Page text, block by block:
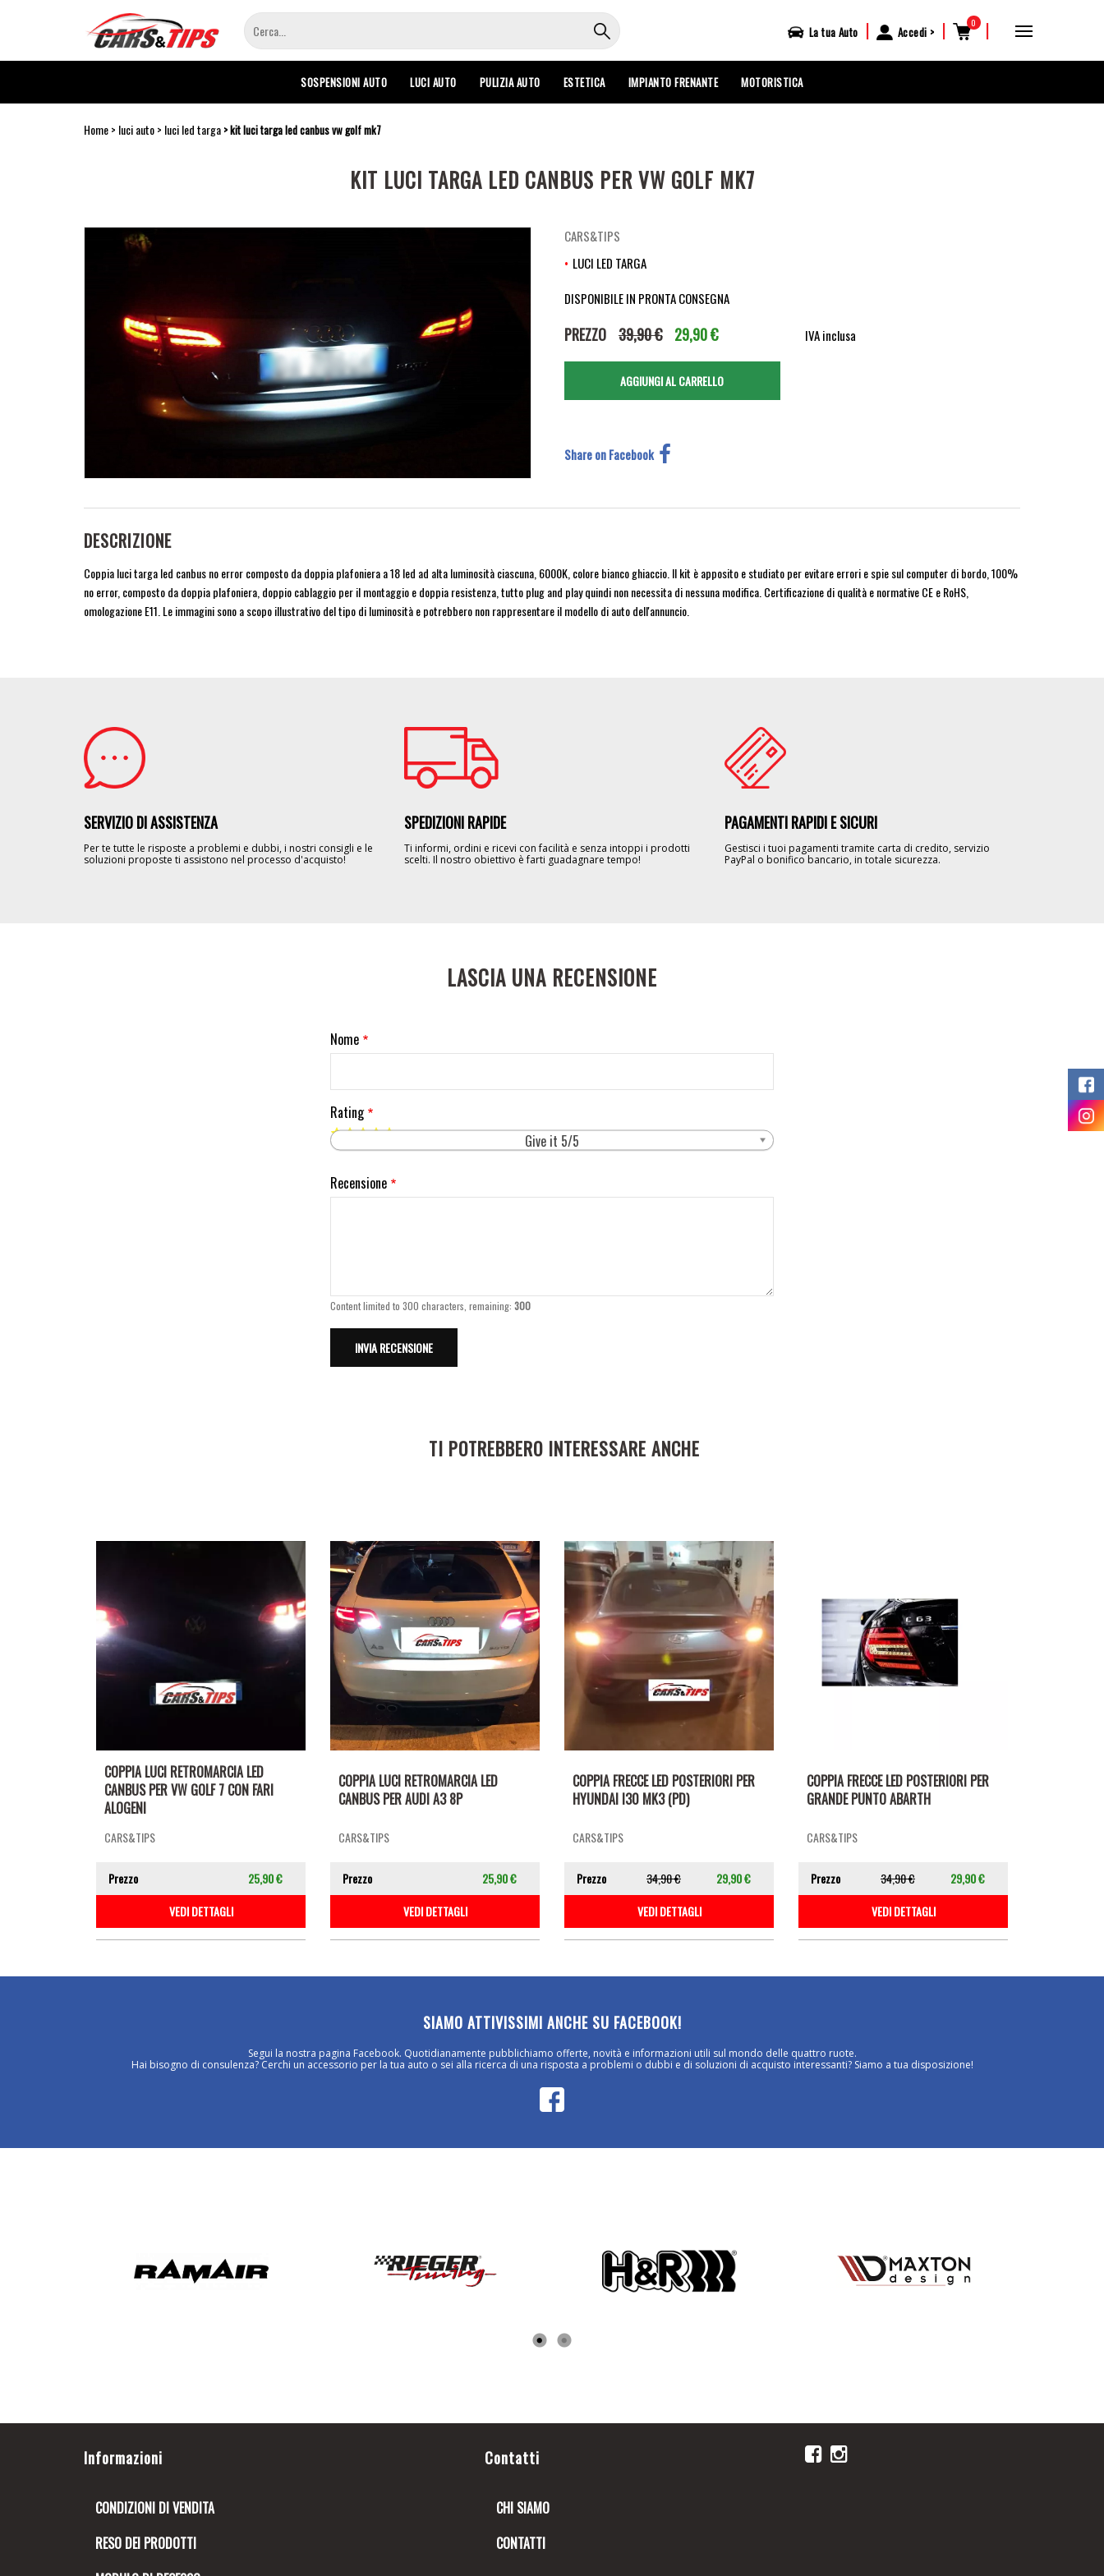
principale
La tua Auto | Accedi | 0 |
SOSPENSIONI AUTO LUCI AUTO PULIZIA AUTO ESTETICA IMPIANTO FRENANTE MOTORISTICA
Home luci auto luci led targa kit luci targa led canbus vw golf mk7
KIT LUCI TARGA LED CANBUS PER VW GOLF MK7
CARS&TIPS
LUCI LED TARGA
DISPONIBILE IN PRONTA CONSEGNA
PREZZO 39,90 € 29,90 € IVA inclusa
Share on Facebook
DESCRIZIONE
Coppia luci targa led canbus no error composto da doppia plafoniera a 18 led ad alta luminosità ciascuna, 6000K, colore bianco ghiaccio. Il kit è apposito e studiato per evitare errori e spie sul computer di bordo, 100%
no error, composto da doppia plafoniera, doppio cablaggio per il montaggio e doppia resistenza, tutto plug and play quindi non necessita di nessuna modifica. Certificazione di qualità e normative CE e RoHS,
omologazione E11. Le immagini sono a scopo illustrativo del tipo di luminosità e potrebbero non rappresentare il modello di auto dell'annuncio.
Image
SERVIZIO DI ASSISTENZA
Per te tutte le risposte a problemi e dubbi, i nostri consigli e le
soluzioni proposte ti assistono nel processo d'acquisto!
Image
SPEDIZIONI RAPIDE
Ti informi, ordini e ricevi con facilità e senza intoppi i prodotti
scelti. Il nostro obiettivo è farti guadagnare tempo!
Image
PAGAMENTI RAPIDI E SICURI
Gestisci i tuoi pagamenti tramite carta di credito, servizio
PayPal o bonifico bancario, in totale sicurezza.
LASCIA UNA RECENSIONE
Nome
Rating
Give it 5/5
Recensione
Content limited to 300 characters, remaining: 300
TI POTREBBERO INTERESSARE ANCHE
COPPIA LUCI RETROMARCIA LED
CANBUS PER VW GOLF 7 CON FARI
ALOGENI
CARS&TIPS
Prezzo
25,90 €
VEDI DETTAGLI
COPPIA LUCI RETROMARCIA LED
CANBUS PER AUDI A3 8P
CARS&TIPS
Prezzo
25,90 €
VEDI DETTAGLI
COPPIA FRECCE LED POSTERIORI PER
HYUNDAI I30 MK3 (PD)
CARS&TIPS
Prezzo 34,90 €
29,90 €
VEDI DETTAGLI
COPPIA FRECCE LED POSTERIORI PER
GRANDE PUNTO ABARTH
CARS&TIPS
Prezzo 34,90 €
29,90 €
VEDI DETTAGLI
SIAMO ATTIVISSIMI ANCHE SU FACEBOOK!
Segui la nostra pagina Facebook. Quotidianamente pubblichiamo offerte, novità e informazioni utili sul mondo delle quattro ruote.
Hai bisogno di consulenza? Cerchi un accessorio per la tua auto o sei alla ricerca di una risposta a problemi o dubbi e di soluzioni di acquisto interessanti? Siamo a tua disposizione!
Informazioni
CONDIZIONI DI VENDITA
RESO DEI PRODOTTI
Contatti
CHI SIAMO
CONTATTI